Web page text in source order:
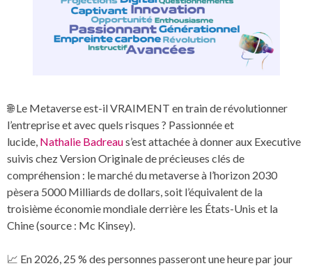
🌐 Le Metaverse est-il VRAIMENT en train de révolutionner
l’entreprise et avec quels risques ? Passionnée et
lucide, Nathalie Badreaus’est attachée à donner aux Executive
suivis chez Version Originale de précieuses clés de
compréhension : le marché du metaverse à l’horizon 2030
pèsera 5000 Milliards de dollars, soit l’équivalent de la
troisième économie mondiale derrière les États-Unis et la
Chine (source : Mc Kinsey).
📈 En 2026, 25 % des personnes passeront une heure par jour